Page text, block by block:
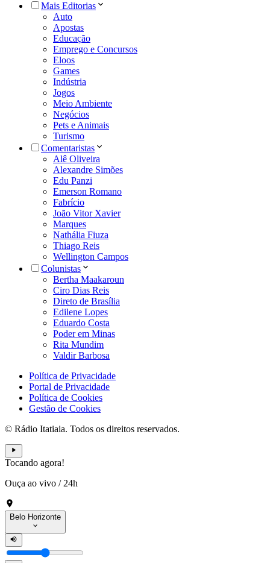
Mais Editorias
Auto
Apostas
Educação
Emprego e Concursos
Eloos
Games
Indústria
Jogos
Meio Ambiente
Negócios
Pets e Animais
Turismo
Comentaristas
Alê Oliveira
Alexandre Simões
Edu Panzi
Emerson Romano
Fabrício
João Vitor Xavier
Marques
Nathália Fiuza
Thiago Reis
Wellington Campos
Colunistas
Bertha Maakaroun
Ciro Dias Reis
Direto de Brasília
Edilene Lopes
Eduardo Costa
Poder em Minas
Rita Mundim
Valdir Barbosa
Política de Privacidade
Portal de Privacidade
Política de Cookies
Gestão de Cookies
© Rádio Itatiaia. Todos os direitos reservados.
Tocando agora!
Ouça ao vivo / 24h
Belo Horizonte